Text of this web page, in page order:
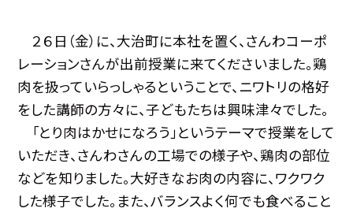
２６日（金）に、大治町に本社を置く、さんわコーポ
レーションさんが出前授業に来てくださいました。鶏
肉を扱っていらっしゃるということで、ニワトリの格好
をした講師の方々に、子どもたちは興味津々でした。
「とり肉はかせになろう」というテーマで授業をして
いただき、さんわさんの工場での様子や、鶏肉の部位
などを知りました。大好きなお肉の内容に、ワクワク
した様子でした。また、バランスよく何でも食べること